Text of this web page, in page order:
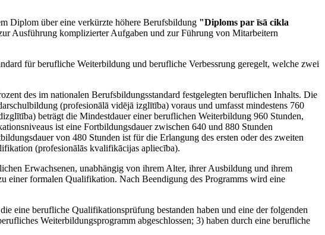
Diplom über eine verkürzte höhere Berufsbildung "Diploms par īsā cikla
Ausführung komplizierter Aufgaben und zur Führung von Mitarbeitern
für berufliche Weiterbildung und berufliche Verbessrung geregelt, welche zwei
des im nationalen Berufsbildungsstandard festgelegten beruflichen Inhalts. Die
(profesionālā vidējā izglītība) voraus und umfasst mindestens 760
beträgt die Mindestdauer einer beruflichen Weiterbildung 960 Stunden,
ist eine Fortbildungsdauer zwischen 640 und 880 Stunden
von 480 Stunden ist für die Erlangung des ersten oder des zweiten
(profesionālās kvalifikācijas apliecība).
Erwachsenen, unabhängig von ihrem Alter, ihrer Ausbildung und ihrem
einer formalen Qualifikation. Nach Beendigung des Programms wird eine
eine berufliche Qualifikationsprüfung bestanden haben und eine der folgenden
Weiterbildungsprogramm abgeschlossen; 3) haben durch eine berufliche